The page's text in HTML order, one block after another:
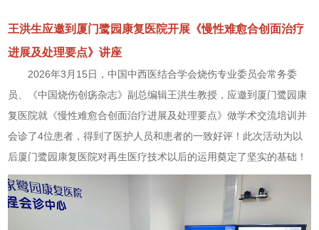
王洪生应邀到厦门鹭园康复医院开展《慢性难愈合创面治疗
进展及处理要点》讲座
2026年3月15日，中国中西医结合学会烧伤专业委员会常务委
员、《中国烧伤创疡杂志》副总编辑王洪生教授，应邀到厦门鹭园康
复医院就《慢性难愈合创面治疗进展及处理要点》做学术交流培训并
会诊了4位患者，得到了医护人员和患者的一致好评！此次活动为以
后厦门鹭园康复医院对再生医疗技术以后的运用奠定了坚实的基础！